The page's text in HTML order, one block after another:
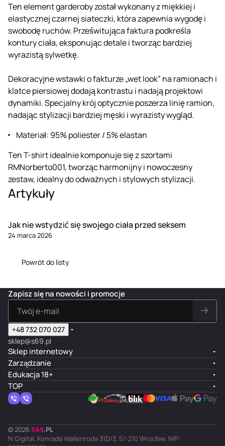
Ten element garderoby został wykonany z miękkiej i
elastycznej czarnej siateczki, która zapewnia wygodę i
swobodę ruchów. Prześwitująca faktura podkreśla
kontury ciała, eksponując detale i tworząc bardziej
wyrazistą sylwetkę.
Dekoracyjne wstawki o fakturze „wet look” na ramionach i
klatce piersiowej dodają kontrastu i nadają projektowi
dynamiki. Specjalny krój optycznie poszerza linię ramion,
nadając stylizacji bardziej męski i wyrazisty wygląd.
Materiał: 95% poliester / 5% elastan
Ten T-shirt idealnie komponuje się z szortami
RMNorberto001, tworząc harmonijny i nowoczesny
zestaw, idealny do odważnych i stylowych stylizacji.
Artykuły
Jak nie wstydzić się swojego ciała przed seksem
24 marca 2026
Powrót do listy
Zapisz się na nowości i promocje
+48 732 070 027
sklep@s69.pl
Sklep internetowy
Zarządzanie
Edukacja 18+
TOP
© 2026 S69.PL
N-Digital, Konrada Wallenroda 31D/3, 51-210 Wrocław, NIP: